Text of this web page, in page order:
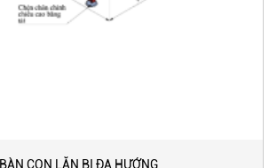
BÀN CON LĂN BI ĐA HƯỚNG